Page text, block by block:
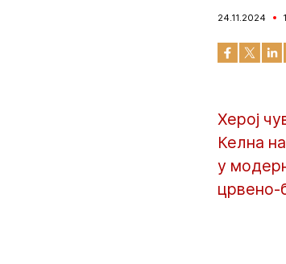
24.11.2024
Херој
Келна
у
црвено-